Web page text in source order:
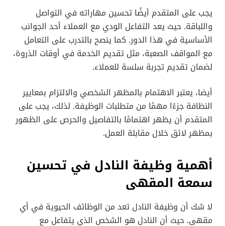
يجب على المتقدم أيضًا تحسين مهاراته في التواصل
واللباقة. حيث يعد التفاعل الودي مع العملاء أحد الجوانب
الأساسية في هذا الدور. كما ينصح بالتدرب على التعامل
مع المواقف الصعبة، مثل تقديم الخدمة في أوقات الذروة،
لضمان تقديم تجربة سلسة للعملاء.
أيضا، يعتبر الاهتمام بالمظهر الشخصي والالتزام بمعايير
النظافة جزءًا مهمًا من متطلبات الوظيفة. لذلك، يجب على
المتقدم أن يظهر اهتمامًا بالتفاصيل والحرص على الظهور
بمظهر لائق خلال مقابلة العمل.
أهمية وظيفة النادل في تحسين
سمعة المقهى
لا شك أن وظيفة النادل تعد من الوظائف الحيوية في أي
مقهى. حيث أن النادل هو الشخص الذي يتفاعل مع